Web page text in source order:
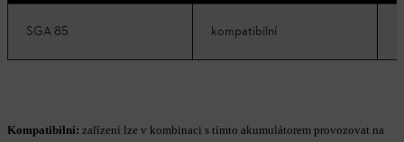
SGA 85 kompatibilní
Kompatibilní: zařízení lze v kombinaci s tímto akumulátorem provozovat na